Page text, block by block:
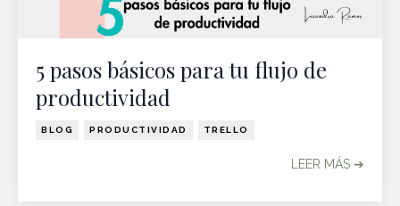
5 pasos básicos para tu flujo de
productividad
BLOG PRODUCTIVIDAD TRELLO
LEER MÁS ➔